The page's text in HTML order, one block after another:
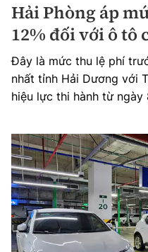
Hải Phòng áp
12% đối với ô tô
Đây là mức thu lệ phí
nhất tỉnh Hải Dương với
hiệu lực thi hành từ